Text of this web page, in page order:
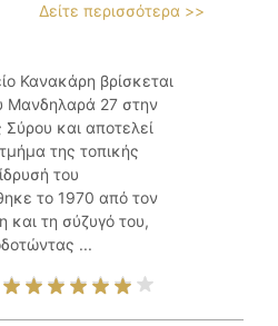
Δείτε περισσότερα >>
Κανακάρη βρίσκεται
Μανδηλαρά 27 στην
και αποτελεί
της τοπικής
του
το 1970 από τον
και τη σύζυγό του,
...